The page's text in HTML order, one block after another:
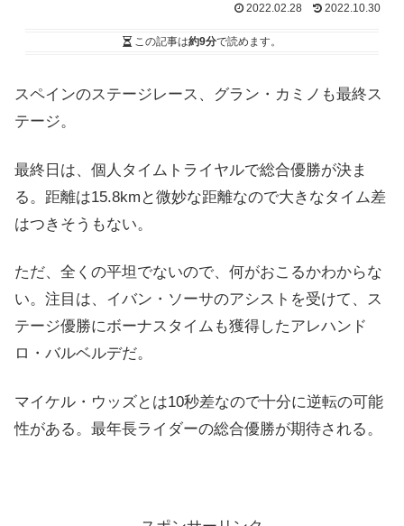
2022.02.28 2022.10.30
この記事は約9分で読めます。
スペインのステージレース、グラン・カミノも最終ス
テージ。
最終日は、個人タイムトライヤルで総合優勝が決ま
る。距離は15.8kmと微妙な距離なので大きなタイム差
はつきそうもない。
ただ、全くの平坦でないので、何がおこるかわからな
い。注目は、イバン・ソーサのアシストを受けて、ス
テージ優勝にボーナスタイムも獲得したアレハンド
ロ・バルベルデだ。
マイケル・ウッズとは10秒差なので十分に逆転の可能
性がある。最年長ライダーの総合優勝が期待される。